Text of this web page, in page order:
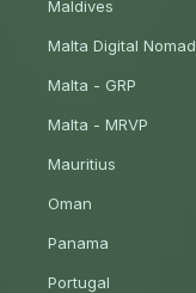
Maldives
Malta Digital Nomad
Malta - GRP
Malta - MRVP
Mauritius
Oman
Panama
Portugal